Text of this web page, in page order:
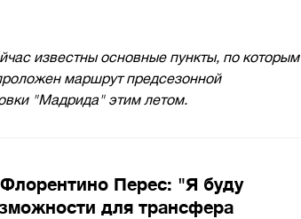
известны основные пункты, по которым
маршрут предсезонной
"Мадрида" этим летом.
Перес: "Я буду
для трансфера